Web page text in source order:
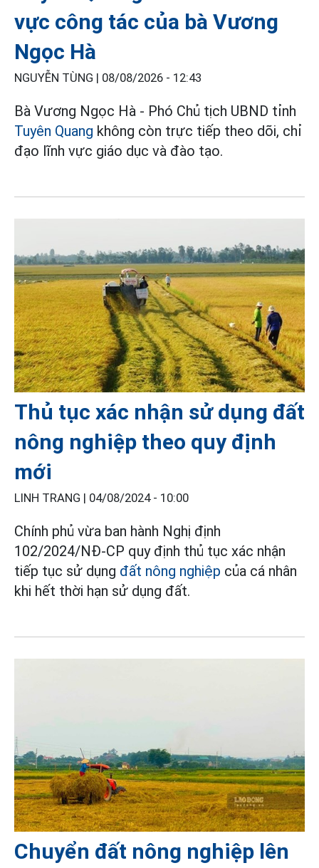
vực công tác của bà Vương
Ngọc Hà
NGUYỄN TÙNG | 08/08/2026 - 12:43
Bà Vương Ngọc Hà - Phó Chủ tịch UBND tỉnh
Tuyên Quang không còn trực tiếp theo dõi, chỉ
đạo lĩnh vực giáo dục và đào tạo.
Thủ tục xác nhận sử dụng đất
nông nghiệp theo quy định
mới
LINH TRANG | 04/08/2024 - 10:00
Chính phủ vừa ban hành Nghị định
102/2024/NĐ-CP quy định thủ tục xác nhận
tiếp tục sử dụng đất nông nghiệp của cá nhân
khi hết thời hạn sử dụng đất.
Chuyển đất nông nghiệp lên